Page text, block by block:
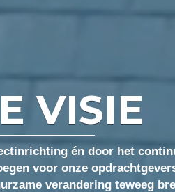
VISIE
én door het
voor onze
verandering teweeg
VISIE
én door het
voor onze
verandering teweeg